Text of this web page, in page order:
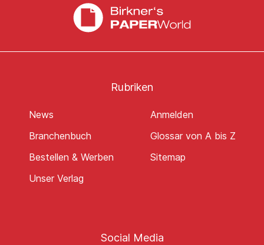
Rubriken
News
Branchenbuch
Bestellen & Werben
Unser Verlag
Anmelden
Glossar von A bis Z
Sitemap
Social Media